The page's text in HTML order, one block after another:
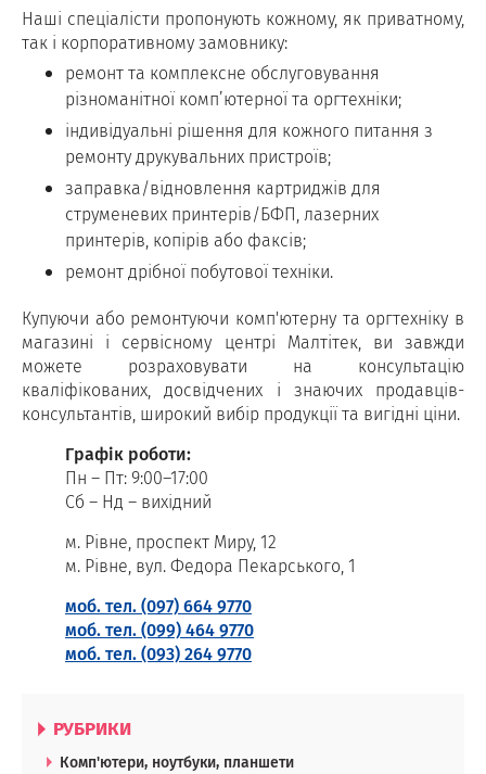
Наші спеціалісти пропонують кожному, як приватному,
так і корпоративному замовнику:
ремонт та комплексне обслуговування
різноманітної комп’ютерної та оргтехніки;
індивідуальні рішення для кожного питання з
ремонту друкувальних пристроїв;
заправка/відновлення картриджів для
струменевих принтерів/БФП, лазерних
принтерів, копірів або факсів;
ремонт дрібної побутової техніки.
Купуючи або ремонтуючи комп'ютерну та оргтехніку в
магазині і сервісному центрі Малтітек, ви завжди
можете розраховувати на консультацію
кваліфікованих, досвідчених і знаючих продавців-
консультантів, широкий вибір продукції та вигідні ціни.
Графік роботи:
Пн – Пт: 9:00–17:00
Сб – Нд – вихідний
м. Рівне, проспект Миру, 12
м. Рівне, вул. Федора Пекарського, 1
моб. тел. (097) 664 9770
моб. тел. (099) 464 9770
моб. тел. (093) 264 9770
РУБРИКИ
Комп'ютери, ноутбуки, планшети